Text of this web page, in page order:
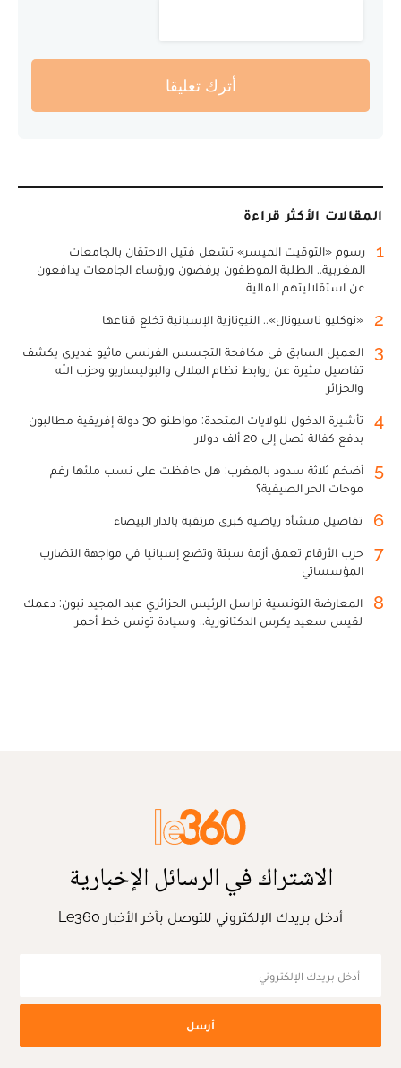
أترك تعليقا
المقالات الأكثر قراءة
1
رسوم «التوقيت الميسر» تشعل فتيل الاحتقان بالجامعات
المغربية.. الطلبة الموظفون يرفضون ورؤساء الجامعات يدافعون
عن استقلاليتهم المالية
2 «نوكليو ناسيونال».. النيونازية الإسبانية تخلع قناعها
3
العميل السابق في مكافحة التجسس الفرنسي ماثيو غديري يكشف
تفاصيل مثيرة عن روابط نظام الملالي والبوليساريو وحزب الله
والجزائر
4
تأشيرة الدخول للولايات المتحدة: مواطنو 30 دولة إفريقية مطالبون
بدفع كفالة تصل إلى 20 ألف دولار
5
أضخم ثلاثة سدود بالمغرب: هل حافظت على نسب ملئها رغم
موجات الحر الصيفية؟
6 تفاصيل منشأة رياضية كبرى مرتقبة بالدار البيضاء
7
حرب الأرقام تعمق أزمة سبتة وتضع إسبانيا في مواجهة التضارب
المؤسساتي
8
المعارضة التونسية تراسل الرئيس الجزائري عبد المجيد تبون: دعمك
لقيس سعيد يكرس الدكتاتورية.. وسيادة تونس خط أحمر
الاشتراك في الرسائل الإخبارية
أدخل بريدك الإلكتروني للتوصل بآخر الأخبار Le360
أرسل